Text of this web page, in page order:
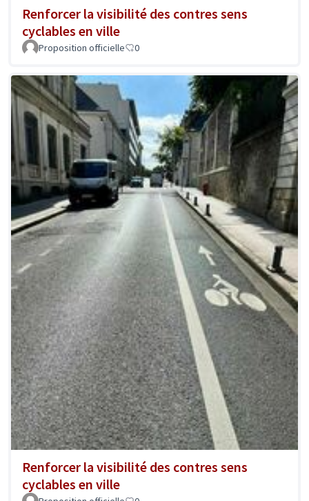
Renforcer la visibilité des contres sens
cyclables en ville
Proposition officielle 0
Renforcer la visibilité des contres sens
cyclables en ville